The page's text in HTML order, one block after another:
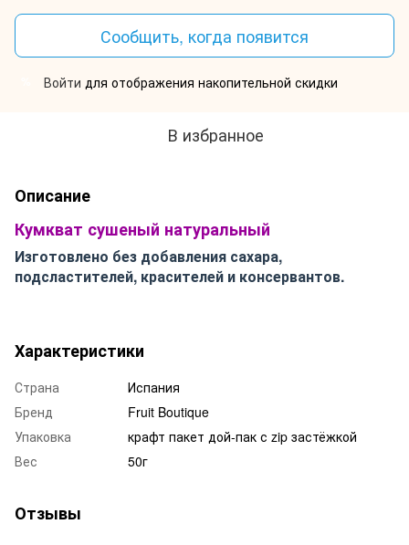
Сообщить, когда появится
Войти для отображения накопительной скидки
В избранное
Описание
Кумкват сушеный натуральный
Изготовлено без добавления сахара,
подсластителей, красителей и консервантов.
Характеристики
Страна
Испания
Бренд
Fruit Boutique
Упаковка
крафт пакет дой-пак с zip застёжкой
Вес
50г
Отзывы